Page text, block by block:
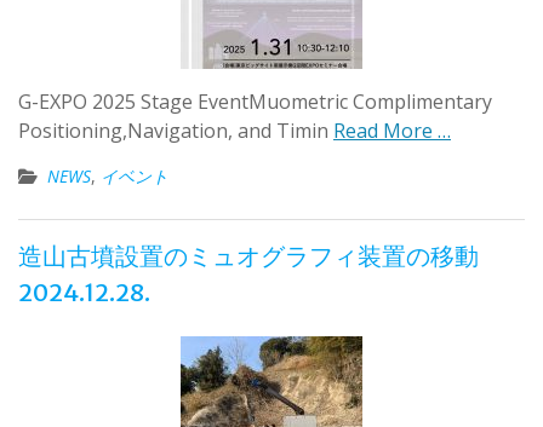
G-EXPO 2025 Stage EventMuometric Complimentary
Positioning,Navigation, and Timin Read More …
NEWS, イベント
造山古墳設置のミュオグラフィ装置の移動
2024.12.28.